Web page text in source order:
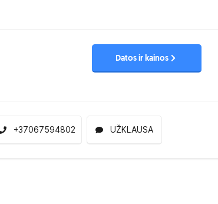
Datos ir kainos
+37067594802 UŽKLAUSA